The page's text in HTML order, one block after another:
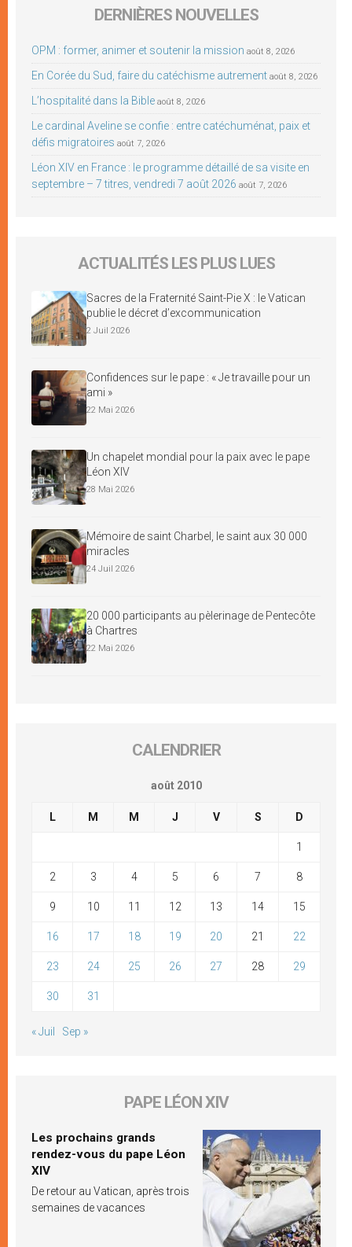
DERNIÈRES NOUVELLES
OPM : former, animer et soutenir la mission août 8, 2026
En Corée du Sud, faire du catéchisme autrement août 8, 2026
L’hospitalité dans la Bible août 8, 2026
Le cardinal Aveline se confie : entre catéchuménat, paix et
défis migratoires août 7, 2026
Léon XIV en France : le programme détaillé de sa visite en
septembre – 7 titres, vendredi 7 août 2026 août 7, 2026
ACTUALITÉS LES PLUS LUES
Sacres de la Fraternité Saint-Pie X : le Vatican
publie le décret d’excommunication
2 Juil 2026
Confidences sur le pape : « Je travaille pour un
ami »
22 Mai 2026
Un chapelet mondial pour la paix avec le pape
Léon XIV
28 Mai 2026
Mémoire de saint Charbel, le saint aux 30 000
miracles
24 Juil 2026
20 000 participants au pèlerinage de Pentecôte
à Chartres
22 Mai 2026
CALENDRIER
août 2010
L M M J V S D
1
2 3 4 5 6 7 8
9 10 11 12 13 14 15
16 17 18 19 20 21 22
23 24 25 26 27 28 29
30 31
« Juil Sep »
PAPE LÉON XIV
Les prochains grands
rendez-vous du pape Léon
XIV
De retour au Vatican, après trois
semaines de vacances